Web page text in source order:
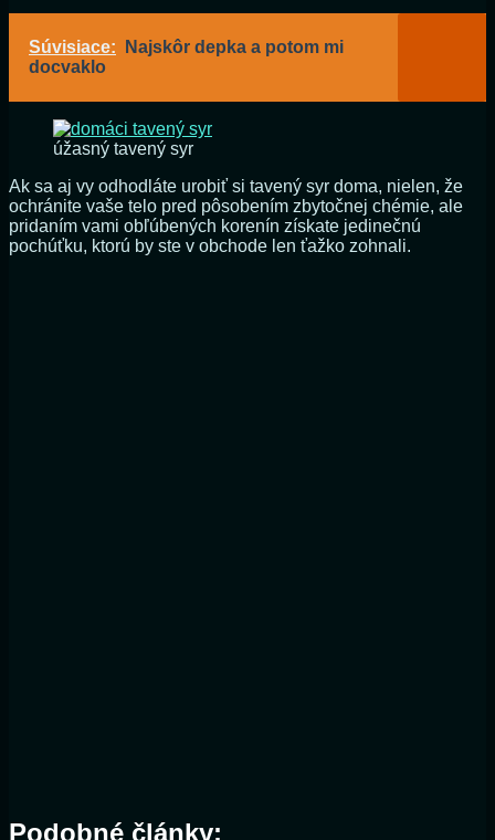
Súvisiace:
Najskôr depka a potom mi
docvaklo
úžasný tavený syr
Ak sa aj vy odhodláte urobiť si tavený syr doma, nielen, že
ochránite vaše telo pred pôsobením zbytočnej chémie, ale
pridaním vami obľúbených korenín získate jedinečnú
pochúťku, ktorú by ste v obchode len ťažko zohnali.
Podobné články: